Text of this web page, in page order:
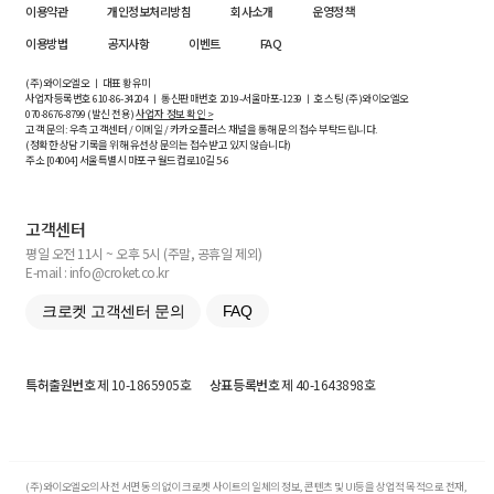
이용약관 개인정보처리방침 회사소개
운영정책
이용방법
공지사항 이벤트 FAQ
(주)와이오엘오 ㅣ 대표 황유미
사업자등록번호610-86-34204ㅣ 통신판매번호 2019-서울마포-1239 ㅣ 호스팅 (주)와이오엘오
070-8676-8799 (발신 전용)사업자 정보 확인 >
고객 문의: 우측 고객센터 / 이메일 / 카카오플러스 채널을 통해 문의 접수 부탁드립니다.
(정확한 상담 기록을 위해 유선상 문의는 접수받고 있지 않습니다)
주소 [04004] 서울특별시 마포구 월드컵로10길5-6
고객센터
평일 오전 11시 ~ 오후 5시 (주말, 공휴일 제외)
E-mail : info@croket.co.kr
크로켓 고객센터 문의 FAQ
특허출원번호제 10-1865905호 상표등록번호제 40-1643898호
(주)와이오엘오의 사전 서면 동의 없이 크로켓 사이트의 일체의 정보, 콘텐츠 및 UI등을 상업적 목적으로 전재,